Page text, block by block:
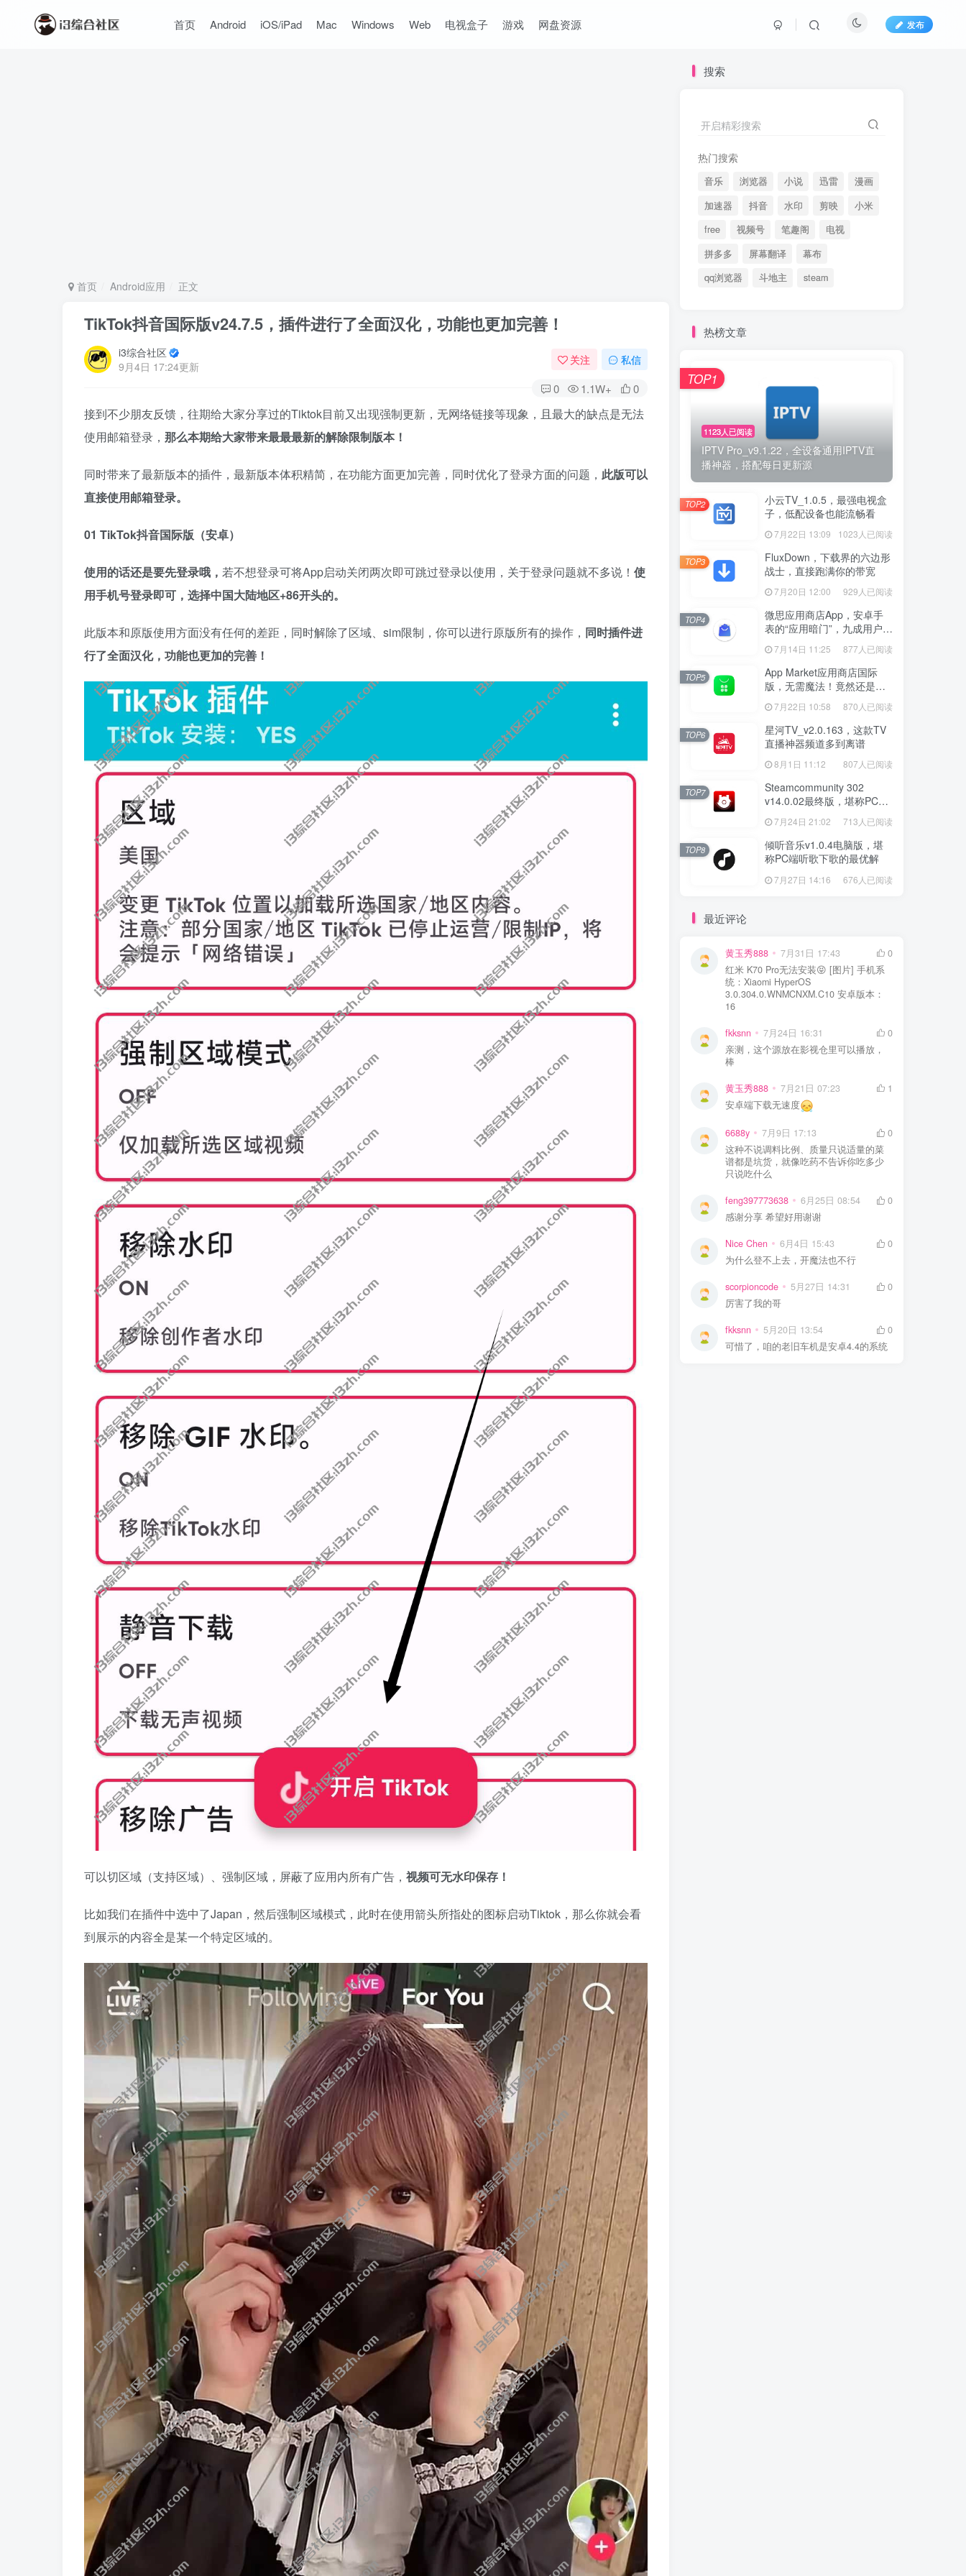
首页 Android iOS/iPad Mac Windows Web 电视盒子 游戏 网盘资源 发布
首页 Android应用 正文
TikTok抖音国际版v24.7.5，插件进行了全面汉化，功能也更加完善！
i3综合社区
9月4日 17:24更新
关注 私信
0 1.1W+ 0
接到不少朋友反馈，往期给大家分享过的Tiktok目前又出现强制更新，无网络链接等现象，且最大的缺点是无法
使用邮箱登录， 那么本期给大家带来最最最新的解除限制版本！
同时带来了最新版本的插件，最新版本体积精简，在功能方面更加完善，同时优化了登录方面的问题， 此版可以
直接使用邮箱登录。
01 TikTok抖音国际版（安卓）
使用的话还是要先登录哦， 若不想登录可将App启动关闭两次即可跳过登录以使用，关于登录问题就不多说！ 使
用手机号登录即可，选择中国大陆地区+86开头的。
此版本和原版使用方面没有任何的差距，同时解除了区域、sim限制，你可以进行原版所有的操作， 同时插件进
行了全面汉化，功能也更加的完善！
可以切区域（支持区域）、强制区域，屏蔽了应用内所有广告， 视频可无水印保存！
比如我们在插件中选中了Japan，然后强制区域模式，此时在使用箭头所指处的图标启动Tiktok，那么你就会看
到展示的内容全是某一个特定区域的。
搜索
开启精彩搜索
热门搜索
音乐 浏览器 小说 迅雷
漫画
加速器
抖音 水印 剪映
小米
free
视频号 笔趣阁
电视
拼多多
屏幕翻译
幕布
qq浏览器
斗地主 steam
热榜文章
1123人已阅读
IPTV Pro_v9.1.22，全设备通用IPTV直
播神器，搭配每日更新源
TOP1
小云TV_1.0.5，最强电视盒
子，低配设备也能流畅看
7月22日 13:09 1023人已阅读
TOP2
FluxDown，下载界的六边形
战士，直接跑满你的带宽
7月20日 12:00 929人已阅读
TOP3
微思应用商店App，安卓手
表的“应用暗门”，九成用户还
没发现
7月14日 11:25 877人已阅读
TOP4
App Market应用商店国际
版，无需魔法！竟然还是大
厂出品？
7月22日 10:58 870人已阅读
TOP5
星河TV_v2.0.163，这款TV
直播神器频道多到离谱
8月1日 11:12 807人已阅读
TOP6
Steamcommunity 302
v14.0.02最终版，堪称PC玩
家必备的网络工具箱
7月24日 21:02 713人已阅读
TOP7
倾听音乐v1.0.4电脑版，堪
称PC端听歌下歌的最优解
7月27日 14:16 676人已阅读
TOP8
最近评论
黄玉秀888 7月31日 17:43
0
红米 K70 Pro无法安装😝 [图片] 手机系
统：Xiaomi HyperOS
3.0.304.0.WNMCNXM.C10 安卓版本：
16
fkksnn 7月24日 16:31
0
亲测，这个源放在影视仓里可以播放，
棒
黄玉秀888 7月21日 07:23
1
安卓端下载无速度
6688y 7月9日 17:13
0
这种不说调料比例、质量只说适量的菜
谱都是坑货，就像吃药不告诉你吃多少
只说吃什么
feng397773638 6月25日 08:54
0
感谢分享 希望好用谢谢
Nice Chen 6月4日 15:43
0
为什么登不上去，开魔法也不行
scorpioncode 5月27日 14:31
0
厉害了我的哥
fkksnn 5月20日 13:54
0
可惜了，咱的老旧车机是安卓4.4的系统